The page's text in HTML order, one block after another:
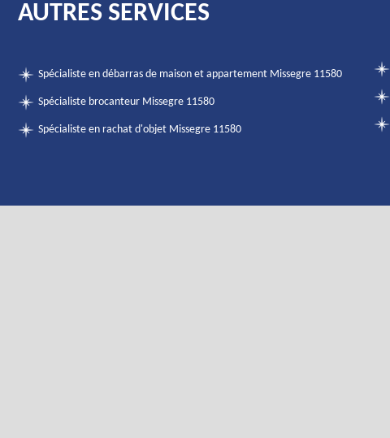
AUTRES SERVICES
Spécialiste en débarras de maison et appartement Missegre 11580
Spécialiste brocanteur Missegre 11580
Spécialiste en rachat d'objet Missegre 11580